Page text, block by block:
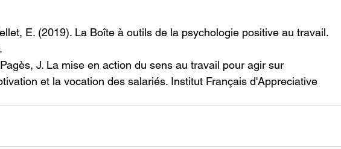
E. (2019). La Boîte à outils de la psychologie positive au travail.
J. La mise en action du sens au travail pour agir sur
et la vocation des salariés. Institut Français d'Appreciative